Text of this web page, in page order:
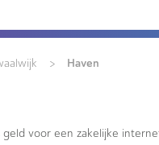
> Haven
voor een zakelijke